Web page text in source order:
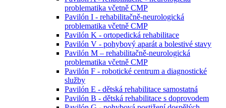
problematika včetně CMP
Pavilón I - rehabilitačně-neurologická
problematika včetně CMP
Pavilón K - ortopedická rehabilitace
Pavilón V - pohybový aparát a bolestivé stavy
Pavilón M – rehabilitačně-neurologická
problematika včetně CMP
Pavilón F - robotické centrum a diagnostické
služby
Pavilón E - dětská rehabilitace samostatná
Pavilón B - dětská rehabilitace s doprovodem